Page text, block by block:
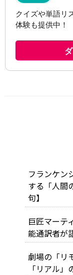
フランケン
する「人間
句】
巨匠マーテ
能通訳者が
劇場の「リ
「リアル」